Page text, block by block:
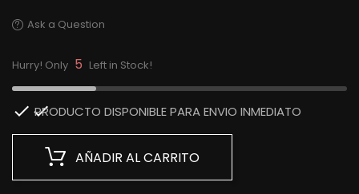
Ask a Question
Hurry! Only 5 Left in Stock!

PRODUCTO DISPONIBLE PARA ENVIO INMEDIATO
AÑADIR AL CARRITO